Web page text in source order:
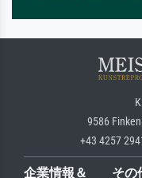
9586
+43 4257
企業情報＆
その